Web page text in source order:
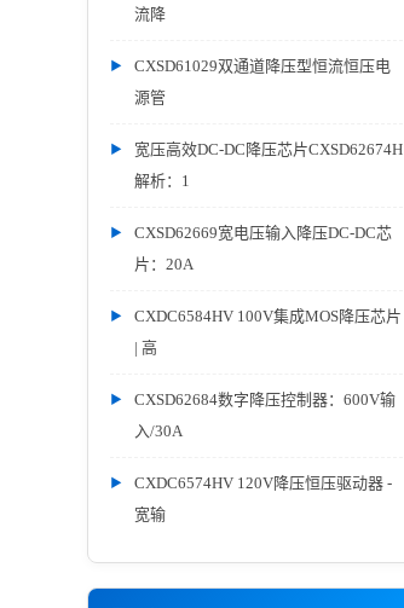
流降
CXSD61029双通道降压型恒流恒压电
源管
宽压高效DC-DC降压芯片CXSD62674H
解析：1
CXSD62669宽电压输入降压DC-DC芯
片：20A
CXDC6584HV 100V集成MOS降压芯片
| 高
CXSD62684数字降压控制器：600V输
入/30A
CXDC6574HV 120V降压恒压驱动器 -
宽输